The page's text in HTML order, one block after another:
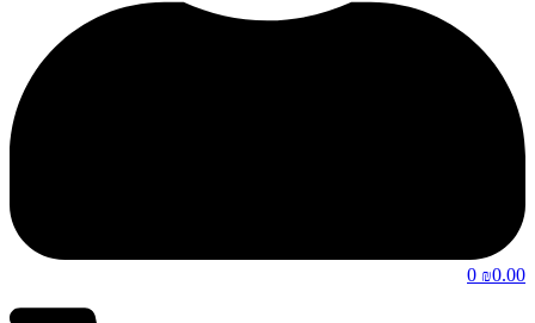
₪0.00
0